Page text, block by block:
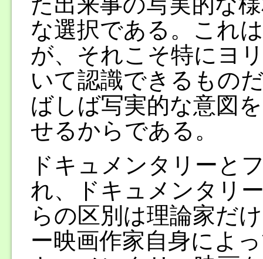
な選択である。これ
が、それこそ特にヨ
いて認識できるもの
ばしば写実的な意図
せるからである。
ドキュメンタリーと
れ、ドキュメンタリ
らの区別は理論家だ
ー映画作家自身によ